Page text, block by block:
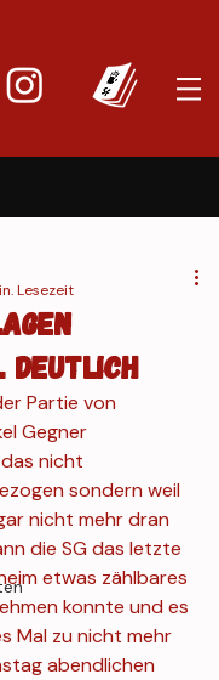
Lesezeit
Partie von
Gegner
nicht
sondern weil
nicht mehr dran
die SG das letzte
etwas zählbares
konnte und es
Mal zu nicht mehr
abendlichen